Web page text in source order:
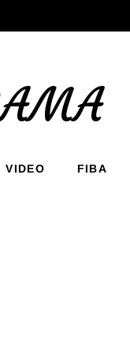
VIDEO FIBA